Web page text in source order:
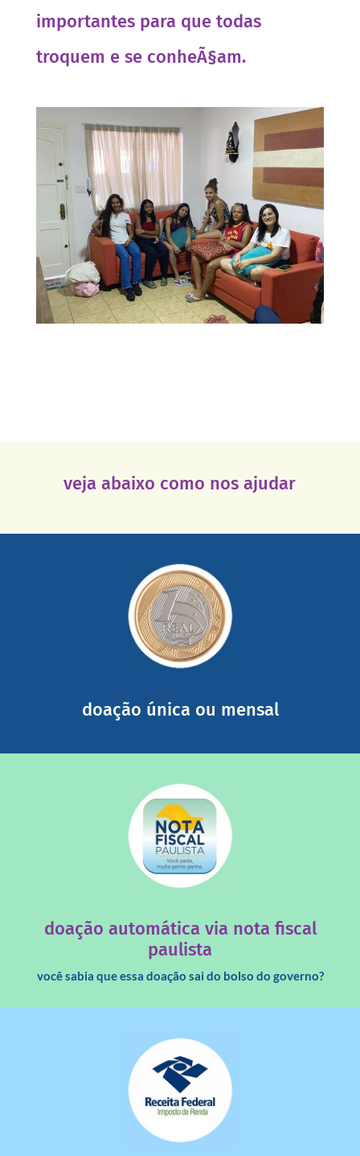
importantes para que todas
troquem e se conheÃ§am.
veja abaixo como nos ajudar
doação única ou mensal
mail mostrando tudo o que fizemos com a sua ajuda
somada a de outras pessoas.
saiba mais
doação automática via nota fiscal
paulista
você sabia que essa doação sai do bolso do governo?
saiba mais
imposto de renda para uma instituição e que esse
dinheiro deixa de ir para o governo?
saiba mais